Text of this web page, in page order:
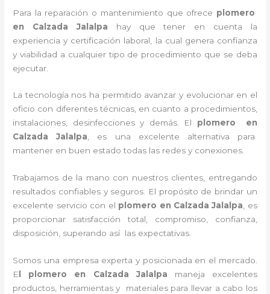
Para la reparación o mantenimiento que ofrece plomero
en Calzada Jalalpa
hay que tener en cuenta la
experiencia y certificación laboral, la cual genera confianza
y viabilidad a cualquier tipo de procedimiento que se deba
ejecutar.
La tecnología nos ha permitido avanzar y evolucionar en el
oficio con diferentes técnicas, en cuanto a procedimientos,
instalaciones, desinfecciones y demás.
El plomero en
Calzada Jalalpa, es una excelente alternativa para
mantener en buen estado todas las redes y conexiones.
Trabajamos de la mano con nuestros clientes, entregando
resultados confiables y seguros. El propósito de brindar un
excelente servicio con el plomero en Calzada Jalalpa, es
proporcionar satisfacción total, compromiso, confianza,
disposición, superando así las expectativas.
Somos una empresa experta y posicionada en el mercado.
E l plomero en Calzada Jalalpa maneja excelentes
productos, herramientas y materiales para llevar a cabo los